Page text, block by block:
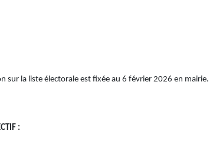
sur la liste électorale est fixée au 6 février 2026 en mairie.
: